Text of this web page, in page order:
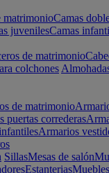
matrimonioCamas
juvenilesCamas
de matrimonio
colchones
de matrimonio
puertas correderas
Armarios
SillasMesas de salón
Estanterias